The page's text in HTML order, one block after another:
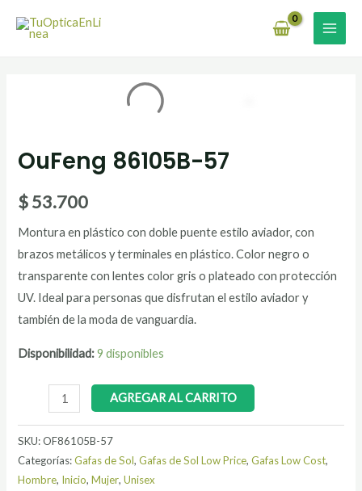
OuFeng 86105B-57
$53.700
Montura en plástico con doble puente estilo aviador, con
brazos metálicos y terminales en plástico. Color negro o
transparente con lentes color gris o plateado con protección
UV. Ideal para personas que disfrutan el estilo aviador y
también de la moda de vanguardia.
Disponibilidad: 9 disponibles
cantidad
AGREGAR AL CARRITO
SKU:OF86105B-57
Categorías:Gafas de Sol,Gafas de Sol Low Price,Gafas Low Cost,
Hombre, Inicio,Mujer,Unisex